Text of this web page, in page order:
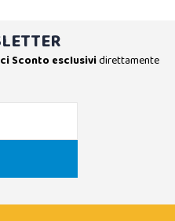
Sconto esclusividirettamente